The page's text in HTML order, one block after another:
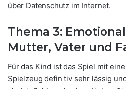
über Datenschutz im Internet.
Thema 3:
Mutter, Vater und
Für das Kind ist das Spiel mit
Spielzeug definitiv sehr lässig